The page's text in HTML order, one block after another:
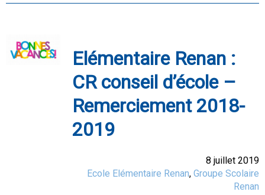
Elémentaire Renan :
CR conseil d’école –
Remerciement 2018-
2019
8 juillet 2019
Ecole Elémentaire Renan, Groupe Scolaire
Renan